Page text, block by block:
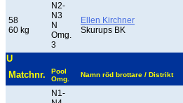
58
60 kg
N2-
N3
N
Omg.
3
Ellen Kirchner
Skurups BK
U
Matchnr.
Pool
Omg.
Namn röd brottare / Distrikt
N1-